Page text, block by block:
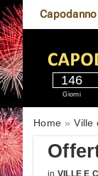
146
Giorni
Home Ville
in VILLE E